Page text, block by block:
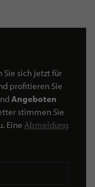
Sie sich jetzt für
profitieren Sie
Angeboten
stimmen Sie
Eine Abmeldung